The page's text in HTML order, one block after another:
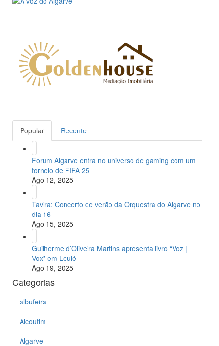
Popular Recente
Forum Algarve entra no universo de gaming com um
torneio de FIFA 25
Ago 12, 2025
Tavira: Concerto de verão da Orquestra do Algarve no
dia 16
Ago 15, 2025
Guilherme d’Oliveira Martins apresenta livro “Voz |
Vox” em Loulé
Ago 19, 2025
Categorias
albufeira
Alcoutim
Algarve